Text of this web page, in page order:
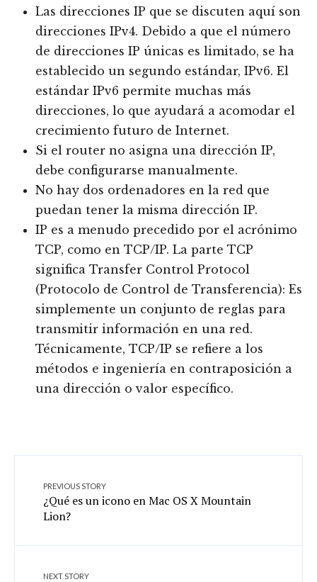
Las direcciones IP que se discuten aquí son
direcciones IPv4. Debido a que el número
de direcciones IP únicas es limitado, se ha
establecido un segundo estándar, IPv6. El
estándar IPv6 permite muchas más
direcciones, lo que ayudará a acomodar el
crecimiento futuro de Internet.
Si el router no asigna una dirección IP,
debe configurarse manualmente.
No hay dos ordenadores en la red que
puedan tener la misma dirección IP.
IP es a menudo precedido por el acrónimo
TCP, como en TCP/IP. La parte TCP
significa Transfer Control Protocol
(Protocolo de Control de Transferencia): Es
simplemente un conjunto de reglas para
transmitir información en una red.
Técnicamente, TCP/IP se refiere a los
métodos e ingeniería en contraposición a
una dirección o valor específico.
PREVIOUS STORY
¿Qué es un icono en Mac OS X Mountain
Lion?
NEXT STORY